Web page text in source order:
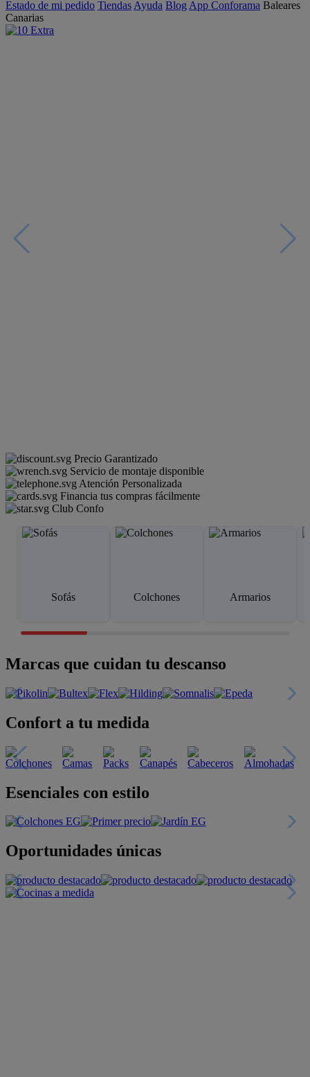
Estado de mi pedido Tiendas Ayuda Blog App Conforama Baleares
Canarias
Precio Garantizado
Servicio de montaje disponible
Atención Personalizada
Financia tus compras fácilmente
Club Confo
Sofás Colchones Armarios
Marcas que cuidan tu descanso
Confort a tu medida
Esenciales con estilo
Oportunidades únicas